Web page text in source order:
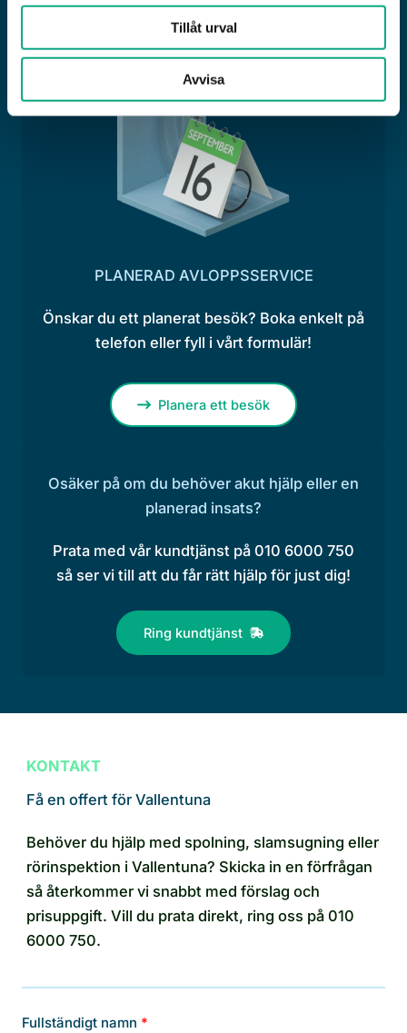
Tillåt urval
Avvisa
PLANERAD AVLOPPSSERVICE
Önskar du ett planerat besök? Boka enkelt på
telefon eller fyll i vårt formulär!
Planera ett besök
Osäker på om du behöver akut hjälp eller en
planerad insats?
Prata med vår kundtjänst på 010 6000 750
så ser vi till att du får rätt hjälp för just dig!
Ring kundtjänst
KONTAKT
Få en offert för Vallentuna
Behöver du hjälp med spolning, slamsugning eller
rörinspektion i Vallentuna? Skicka in en förfrågan
så återkommer vi snabbt med förslag och
prisuppgift. Vill du prata direkt, ring oss på 010
6000 750.
Fullständigt namn